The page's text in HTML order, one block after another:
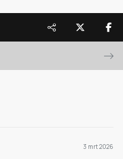
3 mrt 2026